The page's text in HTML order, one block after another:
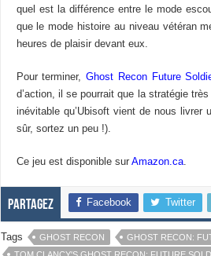
quel est la différence entre le mode
que le mode histoire au niveau vétéran
heures de plaisir devant eux.
Pour terminer,Ghost Recon Future
d’action, il se pourrait que la stratégie
inévitable qu’Ubisoft vient de nous livrer
sûr, sortez un peu !).
Ce jeu est disponible sur Amazon.ca.
Partagez Facebook Twitter
Tags GHOST RECON GHOST RECON: